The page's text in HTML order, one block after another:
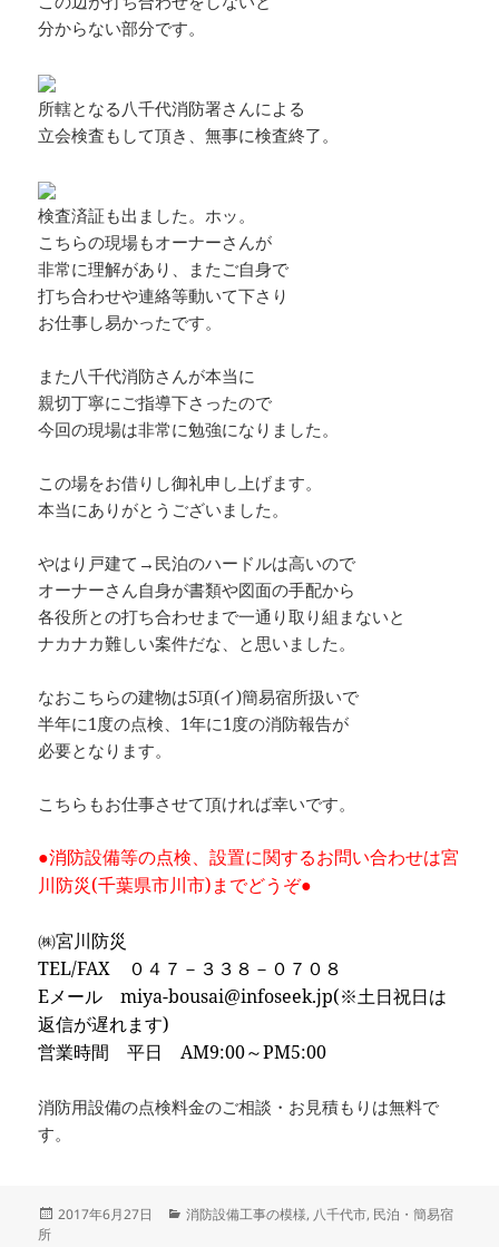
分からない部分です。
所轄となる八千代消防署さんによる
立会検査もして頂き、無事に検査終了。
検査済証も出ました。ホッ。
こちらの現場もオーナーさんが
非常に理解があり、またご自身で
打ち合わせや連絡等動いて下さり
お仕事し易かったです。
また八千代消防さんが本当に
親切丁寧にご指導下さったので
今回の現場は非常に勉強になりました。
この場をお借りし御礼申し上げます。
本当にありがとうございました。
やはり戸建て→民泊のハードルは高いので
オーナーさん自身が書類や図面の手配から
各役所との打ち合わせまで一通り取り組まないと
ナカナカ難しい案件だな、と思いました。
なおこちらの建物は5項(イ)簡易宿所扱いで
半年に1度の点検、1年に1度の消防報告が
必要となります。
こちらもお仕事させて頂ければ幸いです。
●消防設備等の点検、設置に関するお問い合わせは宮
川防災(千葉県市川市)までどうぞ●
㈱宮川防災
TEL/FAX ０４７－３３８－０７０８
Eメール miya-bousai@infoseek.jp(※土日祝日は
返信が遅れます)
営業時間 平日 AM9:00～PM5:00
消防用設備の点検料金のご相談・お見積もりは無料で
す。
投
2017年6月27日
カ
消防設備工事の模様, 八千代市, 民泊・簡易宿
所